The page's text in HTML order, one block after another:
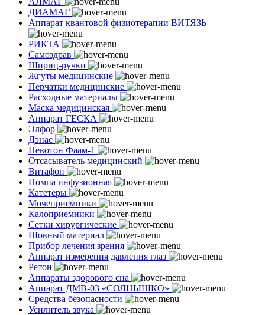
ДИАМАГ
Аппарат квантовой физиотерапии ВИТЯЗЬ
РИКТА
Самоздрав
Шприц-ручки
Жгуты медицинские
Перчатки медицинские
Расходные материалы
Маска медицинская
Аппарат ГЕСКА
Элфор
Дэнас
Невотон Фаам-1
Отсасыватель медицинский
Витафон
Помпа инфузионная
Катетеры
Мочеприемники
Калоприемники
Сетки хирургические
Шовный материал
Прибор лечения зрения
Аппарат измерения давления глаз
Ретон
Аппараты здорового сна
Аппарат ДМВ-03 «СОЛНЫШКО»
Средства безопасности
Усилитель звука